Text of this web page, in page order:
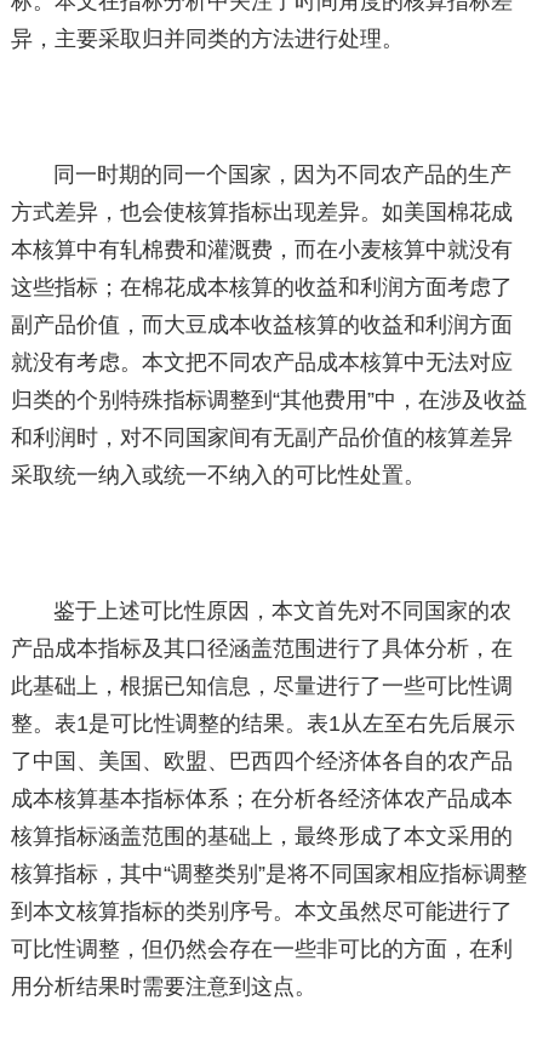
异，主要采取归并同类的方法进行处理。
同一时期的同一个国家，因为不同农产品的生产
方式差异，也会使核算指标出现差异。如美国棉花成
本核算中有轧棉费和灌溉费，而在小麦核算中就没有
这些指标；在棉花成本核算的收益和利润方面考虑了
副产品价值，而大豆成本收益核算的收益和利润方面
就没有考虑。本文把不同农产品成本核算中无法对应
归类的个别特殊指标调整到“其他费用”中，在涉及收益
和利润时，对不同国家间有无副产品价值的核算差异
采取统一纳入或统一不纳入的可比性处置。
鉴于上述可比性原因，本文首先对不同国家的农
产品成本指标及其口径涵盖范围进行了具体分析，在
此基础上，根据已知信息，尽量进行了一些可比性调
整。表1是可比性调整的结果。表1从左至右先后展示
了中国、美国、欧盟、巴西四个经济体各自的农产品
成本核算基本指标体系；在分析各经济体农产品成本
核算指标涵盖范围的基础上，最终形成了本文采用的
核算指标，其中“调整类别”是将不同国家相应指标调整
到本文核算指标的类别序号。本文虽然尽可能进行了
可比性调整，但仍然会存在一些非可比的方面，在利
用分析结果时需要注意到这点。